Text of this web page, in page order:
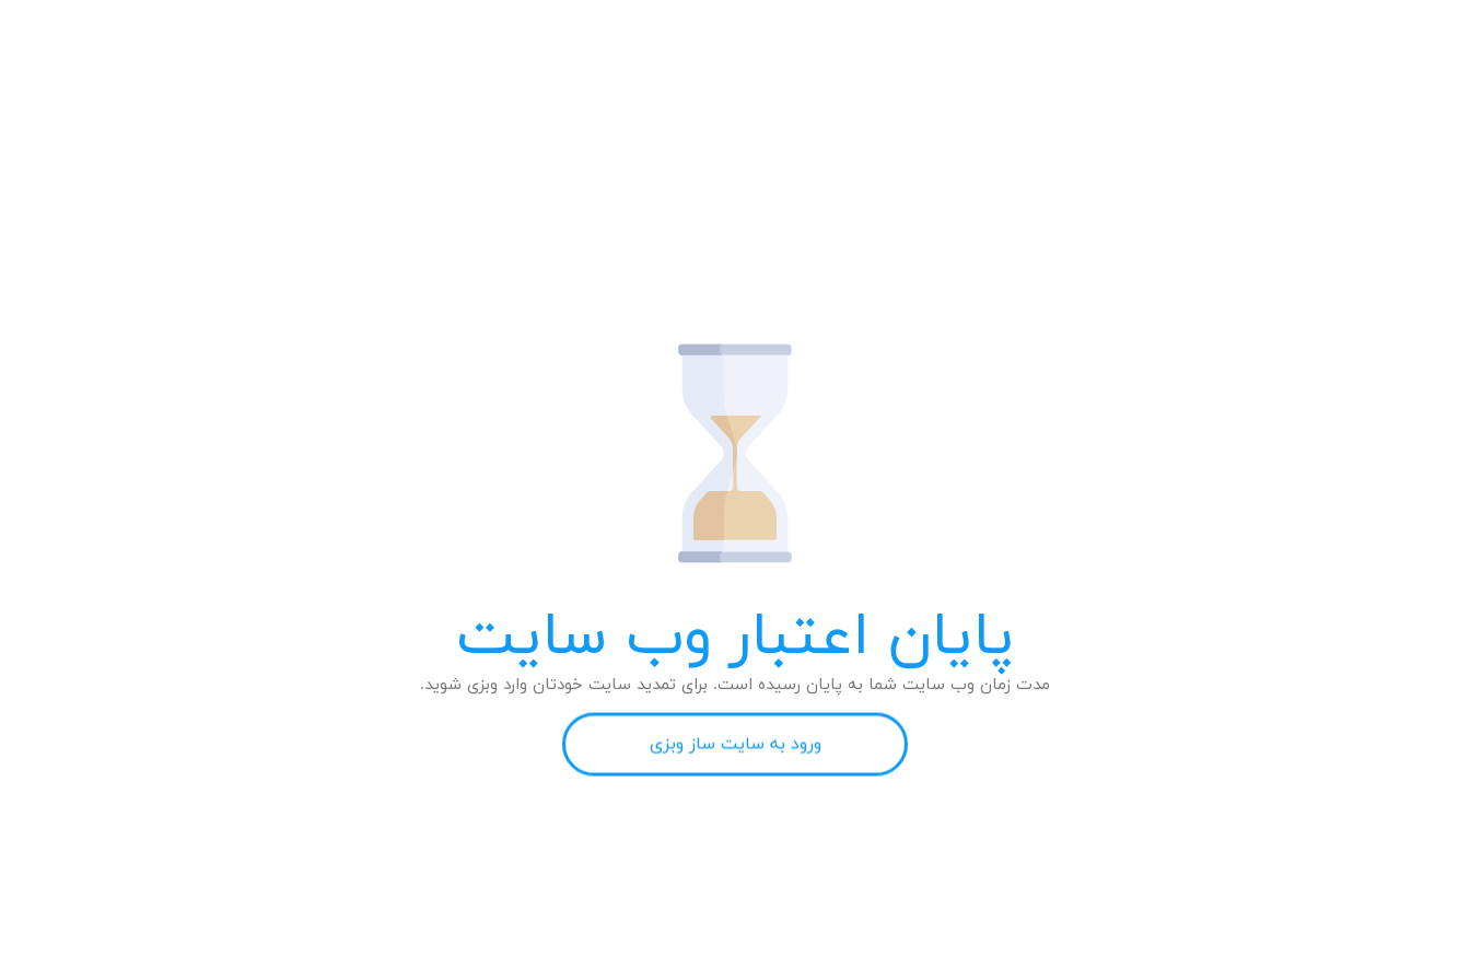
پایان اعتبار وب سایت
مدت زمان وب سایت شما به پایان رسیده است. برای تمدید سایت خودتان وارد وبزی شوید.
ورود به سایت ساز وبزی